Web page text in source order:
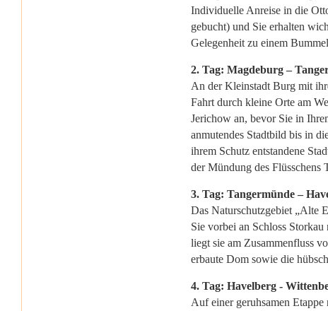
Individuelle Anreise in die
gebucht) und Sie erhalten
Gelegenheit zu einem
2. Tag: Magdeburg –
An der Kleinstadt Burg mit
Fahrt durch kleine Orte am
Jerichow an, bevor Sie in
anmutendes Stadtbild bis in
ihrem Schutz entstandene
der Mündung des Flüsschens
3. Tag: Tangermünde –
Das Naturschutzgebiet „Alte
Sie vorbei an Schloss
liegt sie am Zusammenfluss
erbaute Dom sowie die
4. Tag: Havelberg -
Auf einer geruhsamen